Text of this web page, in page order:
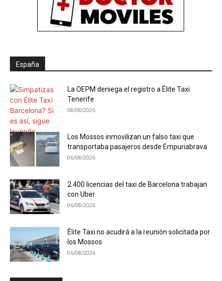
España
La OEPM deniega el registro a Élite Taxi
Tenerife
08/08/2026
Los Mossos inmovilizan un falso taxi que
transportaba pasajeros desde Empuriabrava
06/08/2026
2.400 licencias del taxi de Barcelona trabajan
con Uber
06/08/2026
Élite Taxi no acudirá a la reunión solicitada por
los Mossos
06/08/2026